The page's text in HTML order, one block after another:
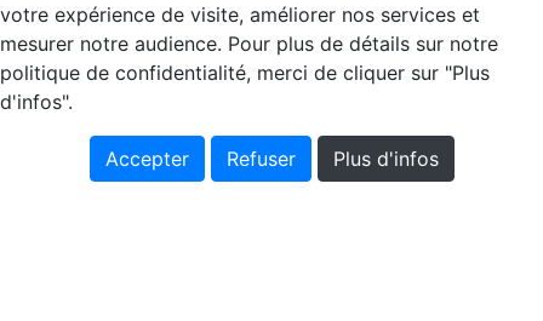
votre expérience de visite, améliorer nos services et
mesurer notre audience. Pour plus de détails sur notre
politique de confidentialité, merci de cliquer sur "Plus
d'infos".
Accepter Refuser Plus d'infos